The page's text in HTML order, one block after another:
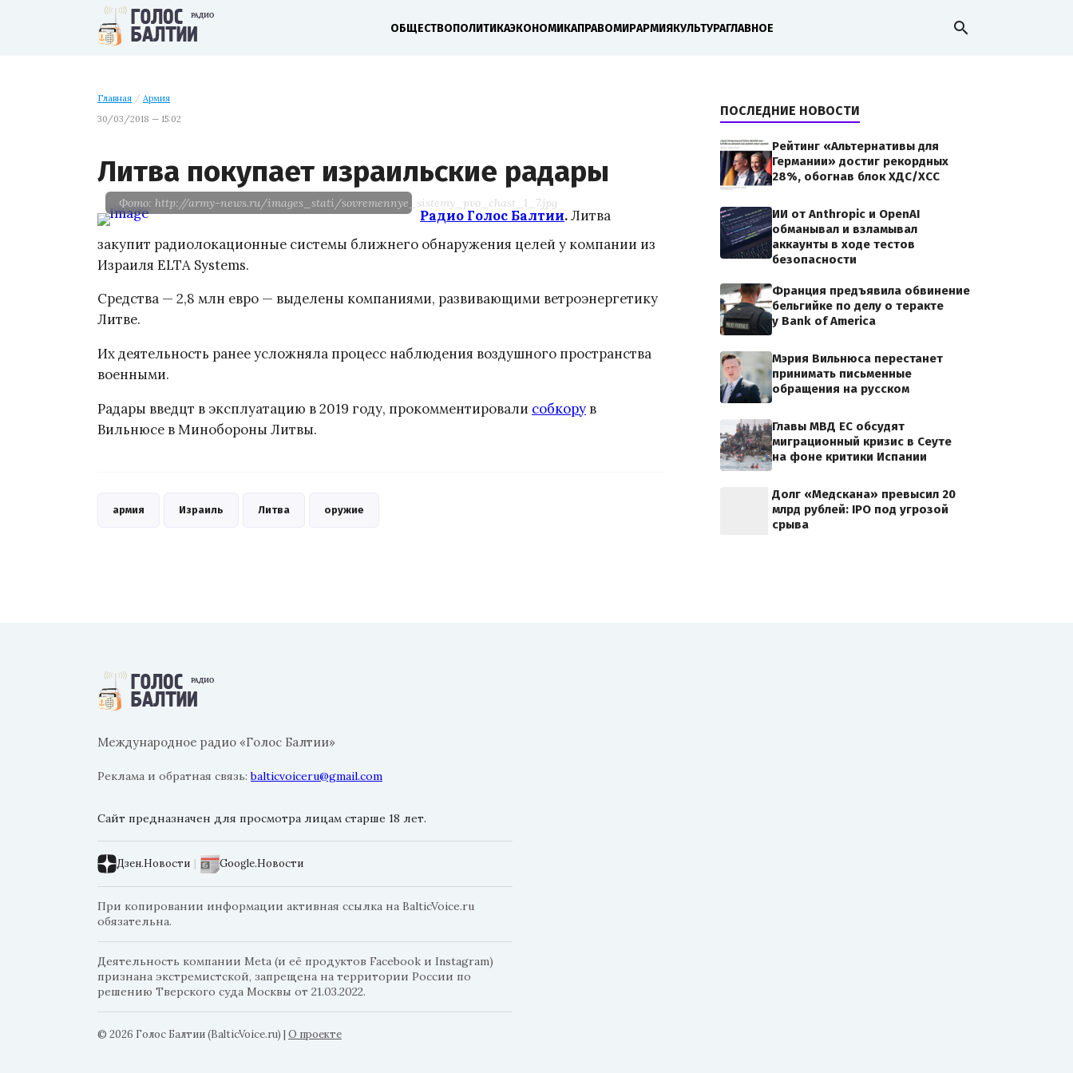
ОБЩЕСТВОПОЛИТИКАЭКОНОМИКАПРАВОМИРАРМИЯКУЛЬТУРАГЛАВНОЕ search
Главная / Армия
30/03/2018 — 15:02
Литва покупает израильские радары
Фото: http://army-news.ru/images_stati/sovremennye_sistemy_pvo_chast_1_7.jpg
Радио Голос Балтии.Литва
закупит радиолокационные системы ближнего обнаружения целей у компании из
Израиля ELTA Systems.
Средства — 2,8 млн евро — выделены компаниями, развивающими ветроэнергетику
Литве.
Их деятельность ранее усложняла процесс наблюдения воздушного пространства
военными.
Радары введцт в эксплуатацию в 2019 году, прокомментировали собкору в
Вильнюсе в Минобороны Литвы.
армия Израиль Литва оружие
ПОСЛЕДНИЕ НОВОСТИ
Рейтинг «Альтернативы для
Германии» достиг рекордных
28%, обогнав блок ХДС/ХСС
ИИ от Anthropic и OpenAI
обманывал и взламывал
аккаунты в ходе тестов
безопасности
Франция предъявила обвинение
бельгийке по делу о теракте
у Bank of America
Мэрия Вильнюса перестанет
принимать письменные
обращения на русском
Главы МВД ЕС обсудят
миграционный кризис в Сеуте
на фоне критики Испании
Долг «Медскана» превысил 20
млрд рублей: IPO под угрозой
срыва
Международное радио «Голос Балтии»
Реклама и обратная связь:balticvoiceru@gmail.com
Сайт предназначен для просмотра лицам старше 18 лет.
Дзен.Новости | Google.Новости
При копировании информации активная ссылка на BalticVoice.ru
обязательна.
Деятельность компании Meta (и её продуктов Facebook и Instagram)
признана экстремистской, запрещена на территории России по
решению Тверского суда Москвы от 21.03.2022.
© 2026 Голос Балтии (BalticVoice.ru) | О проекте